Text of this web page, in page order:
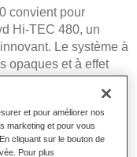
convient pour
Hi-TEC 480, un
Le système à
opaques et à effet
de haute qualité
et pour améliorer nos
marketing et pour vous
cliquant sur le bouton de
Pour plus